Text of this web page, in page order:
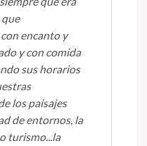
encanto y
y con comida
sus horarios
los paisajes
de entornos, la
turismo...la